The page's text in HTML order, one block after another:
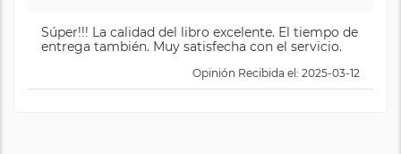
Súper!!! La calidad del libro excelente. El tiempo de
entrega también. Muy satisfecha con el servicio.
Opinión Recibida el: 2025-03-12